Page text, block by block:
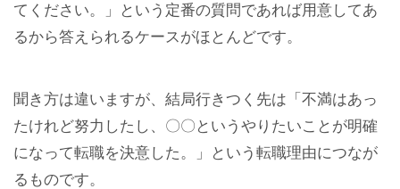
てください。」という定番の質問であれば用意してあ
るから答えられるケースがほとんどです。
聞き方は違いますが、結局行きつく先は「不満はあっ
たけれど努力したし、〇〇というやりたいことが明確
になって転職を決意した。」という転職理由につなが
るものです。